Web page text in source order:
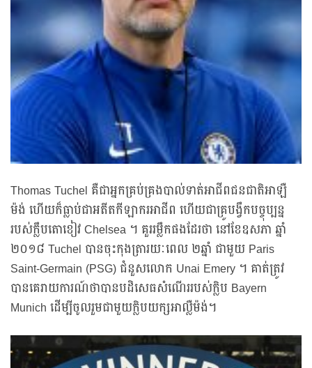
Thomas Tuchel គឺជាអ្នកគ្រប់គ្រងបាល់ទាត់អាជីពជនជាតិអាឡឺ
ម៉ង់ ហើយក៏ធ្លាប់ជាអតីតកីឡាករអាជីព ហើយជាគ្រូបង្វឹកបច្ចុប្បន្ន
របស់ក្លឹបតោខៀវ Chelsea ។ គួររម្លឹកផងដែរថា នៅខែឧសភា ឆ្នាំ
២០១៨ Tuchel បានចុះកុងត្រារយៈពេល ២ឆ្នាំ ជាមួយ Paris
Saint-Germain (PSG) ជំនួសលោក Unai Emery ។ គាត់ត្រូវ
បានគេរាយការណ៍ថាបានបដិសេធសំណើររបស់ក្លិប Bayern
Munich ដើម្បីចូលរួមជាមួយក្លិបយក្សអាល្លឺម៉ង់។